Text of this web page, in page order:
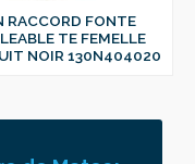
RACCORD FONTE
TE FEMELLE
NOIR 130N404020